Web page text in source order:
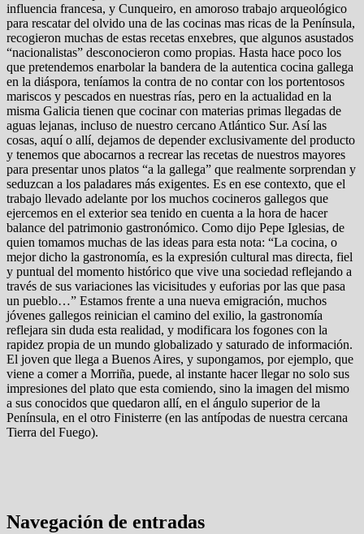
influencia francesa, y Cunqueiro, en amoroso trabajo arqueológico
para rescatar del olvido una de las cocinas mas ricas de la Península,
recogieron muchas de estas recetas enxebres, que algunos asustados
“nacionalistas” desconocieron como propias. Hasta hace poco los
que pretendemos enarbolar la bandera de la autentica cocina gallega
en la diáspora, teníamos la contra de no contar con los portentosos
mariscos y pescados en nuestras rías, pero en la actualidad en la
misma Galicia tienen que cocinar con materias primas llegadas de
aguas lejanas, incluso de nuestro cercano Atlántico Sur. Así las
cosas, aquí o allí, dejamos de depender exclusivamente del producto
y tenemos que abocarnos a recrear las recetas de nuestros mayores
para presentar unos platos “a la gallega” que realmente sorprendan y
seduzcan a los paladares más exigentes. Es en ese contexto, que el
trabajo llevado adelante por los muchos cocineros gallegos que
ejercemos en el exterior sea tenido en cuenta a la hora de hacer
balance del patrimonio gastronómico. Como dijo Pepe Iglesias, de
quien tomamos muchas de las ideas para esta nota: “La cocina, o
mejor dicho la gastronomía, es la expresión cultural mas directa, fiel
y puntual del momento histórico que vive una sociedad reflejando a
través de sus variaciones las vicisitudes y euforias por las que pasa
un pueblo…” Estamos frente a una nueva emigración, muchos
jóvenes gallegos reinician el camino del exilio, la gastronomía
reflejara sin duda esta realidad, y modificara los fogones con la
rapidez propia de un mundo globalizado y saturado de información.
El joven que llega a Buenos Aires, y supongamos, por ejemplo, que
viene a comer a Morriña, puede, al instante hacer llegar no solo sus
impresiones del plato que esta comiendo, sino la imagen del mismo
a sus conocidos que quedaron allí, en el ángulo superior de la
Península, en el otro Finisterre (en las antípodas de nuestra cercana
Tierra del Fuego).
Navegación de entradas